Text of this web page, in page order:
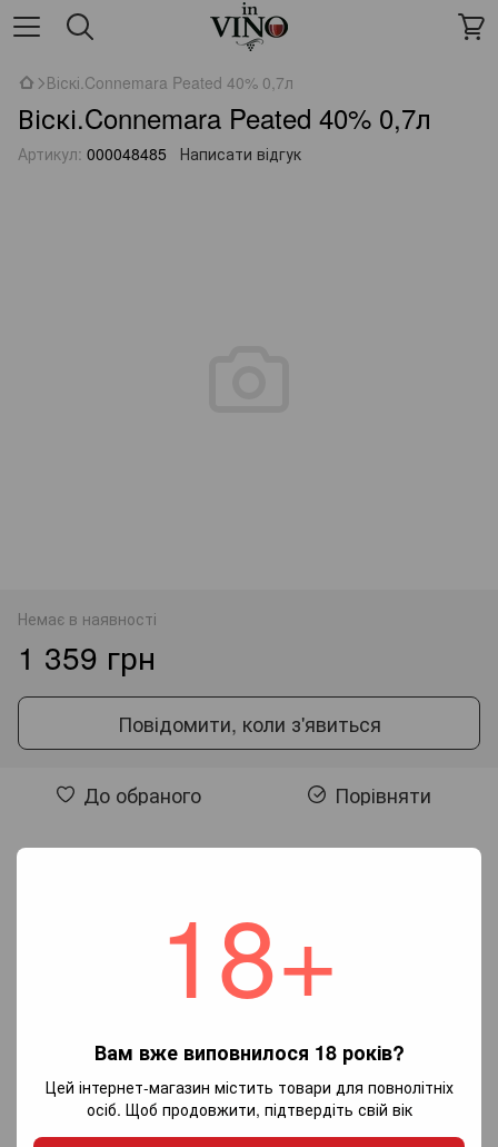
18+
Вам вже виповнилося 18 років?
Цей інтернет-магазин містить товари для повнолітніх
осіб. Щоб продовжити, підтвердіть свій вік
Віскі.Connemara Peated 40% 0,7л
Віскі.Connemara Peated 40% 0,7л
Артикул: 000048485 Написати відгук
Немає в наявності
1 359 грн
Повідомити, коли з'явиться
До обраного Порівняти
Написати відгук